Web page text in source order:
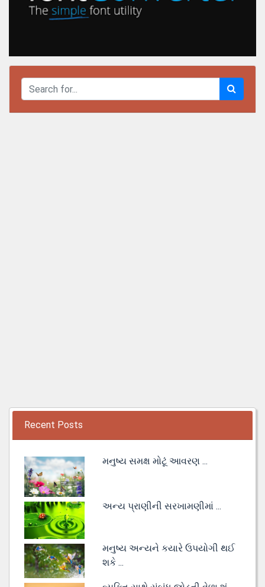
Recent Posts
મનુષ્ય સમક્ષ મોટૂં આવરણ ...
અન્ય પ્રાણીની સરખામણીમાં ...
મનુષ્ય અન્યને કયારે ઉપયોગી થઈ
શકે ...